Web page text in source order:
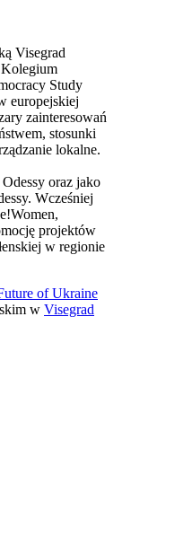
Visegrad
Study
europejskiej
zainteresowań
stosunki
lokalne.
oraz jako
Wcześniej
projektów
w regionie
of Ukraine
w Visegrad